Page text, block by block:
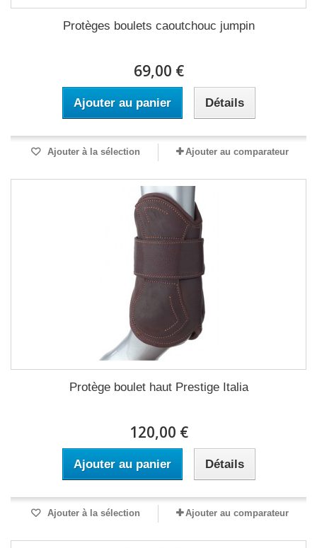
Protèges boulets caoutchouc jumpin
69,00 €
Ajouter au panier Détails
Ajouter à la sélection Ajouter au comparateur
Protège boulet haut Prestige Italia
120,00 €
Ajouter au panier Détails
Ajouter à la sélection Ajouter au comparateur